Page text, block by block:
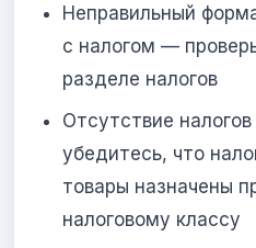
Неправильный
с налогом —
разделе налогов
Отсутствие
убедитесь, что
товары назначены
налоговому классу